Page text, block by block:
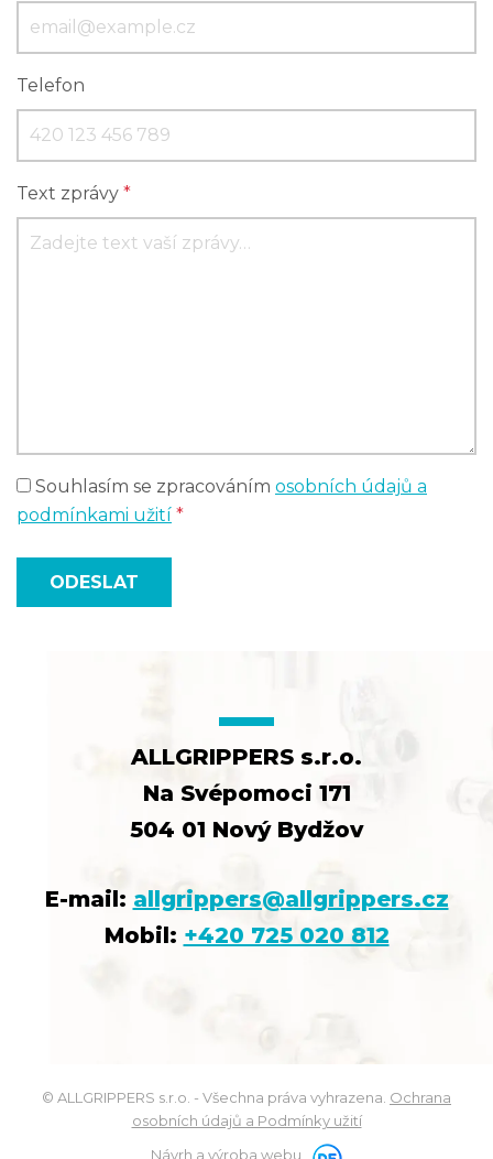
Telefon
Text zprávy *
Souhlasím se zpracováním osobních údajů a
podmínkami užití *
ODESLAT
ALLGRIPPERS s.r.o.
Na Svépomoci 171
504 01 Nový Bydžov
E-mail: allgrippers@allgrippers.cz
Mobil: +420 725 020 812
© ALLGRIPPERS s.r.o. - Všechna práva vyhrazena. Ochrana
osobních údajů a Podmínky užití
Návrh a výroba webu